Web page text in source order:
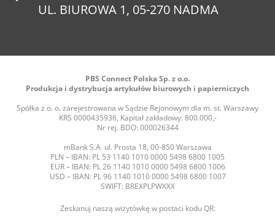
UL. BIUROWA 1, 05-270 NADMA
PBS Connect Polska Sp. z o.o.
Produkcja i dystrybucja artykułów biurowych i papierniczych
Spółka z o. o. zarejestrowana w Sądzie Rejonowym dla m. st. Warszawy
KRS 0000435936, Kapitał zakładowy: 800.000,-
Nr rej. BDO: 000026344
mBank S.A. ul. Prosta 18, 00-850 Warszawa
PLN – IBAN: PL 53 1140 1010 0000 5498 6800 1005
EUR – IBAN: PL 26 1140 1010 0000 5498 6800 1006
USD – IBAN: PL 96 1140 1010 0000 5498 6800 1007
SWIFT: BREXPLPWXXX
Zeskanuj naszą wizytówkę w postaci kodu QR: